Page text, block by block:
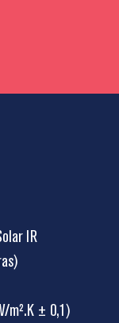
IR
m².K ± 0,1)